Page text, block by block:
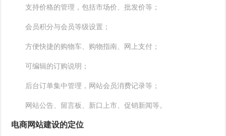
支持价格的管理，包括市场价、批发价等；
会员积分与会员等级设置；
方便快捷的购物车、购物指南、网上支付；
可编辑的订购说明；
后台订单集中管理，网站会员消费记录等；
网站公告、留言板、新口上市、促销新闻等。
电商网站建设的定位